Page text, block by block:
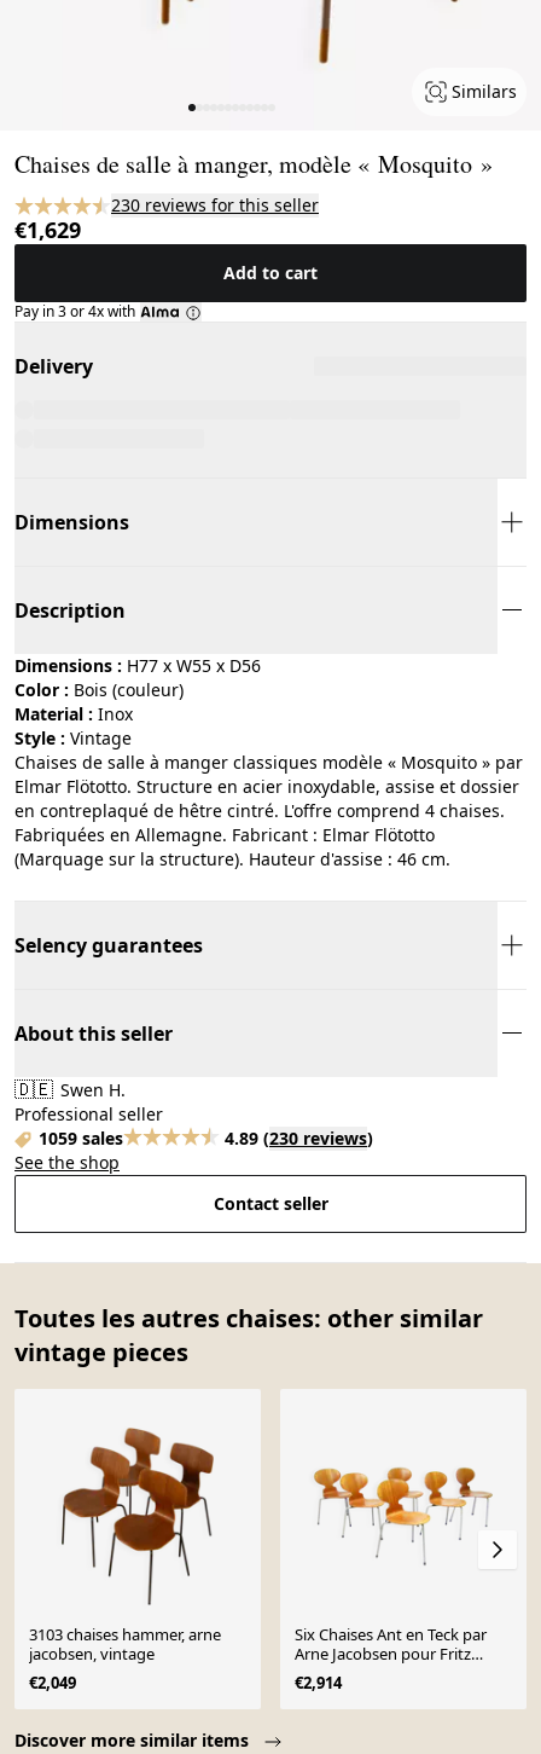
Similars
Chaises de salle à manger, modèle « Mosquito »
230 reviews for this seller
€1,629
Add to cart
Pay in 3 or 4x with
Delivery
Dimensions
Description
Dimensions : H77 x W55 x D56
Color :
bois (couleur)
Material : inox
Style :
vintage
Chaises de salle à manger classiques modèle « Mosquito » par
Elmar Flötotto. Structure en acier inoxydable, assise et dossier
en contreplaqué de hêtre cintré. L'offre comprend 4 chaises.
Fabriquées en Allemagne. Fabricant : Elmar Flötotto
(Marquage sur la structure). Hauteur d'assise : 46 cm.
Selency guarantees
About this seller
🇩🇪 Swen H.
Professional seller
1059 sales
4.89 (230 reviews)
See the shop
Contact seller
Toutes les autres chaises: other similar
vintage pieces
Discover more similar items
3103 chaises hammer, arne
jacobsen, vintage
€2,049
Six Chaises Ant en Teck par
Arne Jacobsen pour Fritz
Hansen
€2,914